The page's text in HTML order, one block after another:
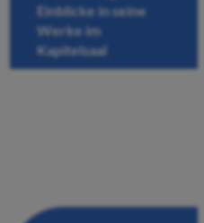
Einblicke in seine
Werke im
Kapitelsaal